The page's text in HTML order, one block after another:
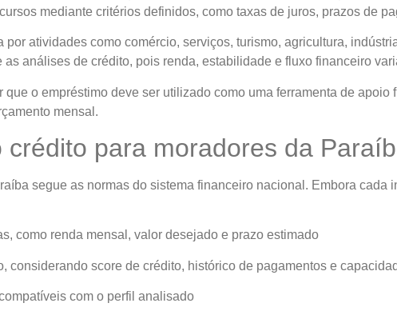
mediante critérios definidos, como taxas de juros, prazos de
por atividades como comércio, serviços, turismo, agricultura,
análises de crédito, pois renda, estabilidade e fluxo financeiro
que o empréstimo deve ser utilizado como uma ferramenta de
mensal.
crédito para moradores da
segue as normas do sistema financeiro nacional. Embora cada
como renda mensal, valor desejado e prazo estimado
considerando score de crédito, histórico de pagamentos e
com o perfil analisado